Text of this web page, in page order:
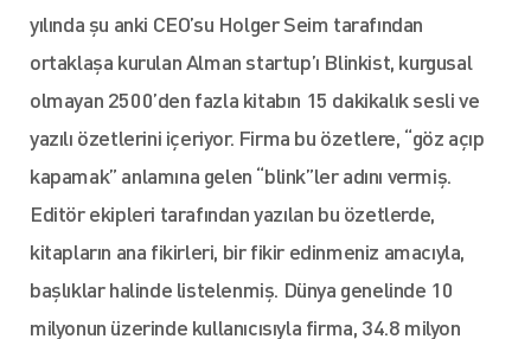
yılında şu anki CEO’su Holger Seim tarafından
ortaklaşa kurulan Alman startup’ı Blinkist, kurgusal
olmayan 2500’den fazla kitabın 15 dakikalık sesli ve
yazılı özetlerini içeriyor. Firma bu özetlere, “göz açıp
kapamak” anlamına gelen “blink”ler adını vermiş.
Editör ekipleri tarafından yazılan bu özetlerde,
kitapların ana fikirleri, bir fikir edinmeniz amacıyla,
başlıklar halinde listelenmiş. Dünya genelinde 10
milyonun üzerinde kullanıcısıyla firma, 34.8 milyon